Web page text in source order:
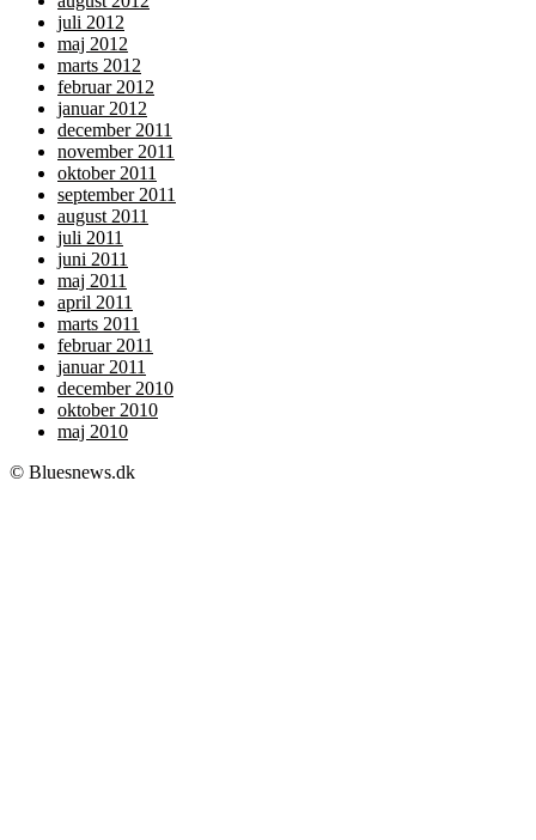
juli 2012
maj 2012
marts 2012
februar 2012
januar 2012
december 2011
november 2011
oktober 2011
september 2011
august 2011
juli 2011
juni 2011
maj 2011
april 2011
marts 2011
februar 2011
januar 2011
december 2010
oktober 2010
maj 2010
© Bluesnews.dk